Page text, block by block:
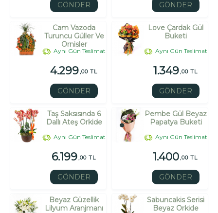
GÖNDER GÖNDER
Cam Vazoda
Turuncu Güller Ve
Ornisler
Aynı Gün Teslimat
4.299,00 TL
GÖNDER
Love Çardak Gül
Buketi
Aynı Gün Teslimat
1.349,00 TL
GÖNDER
Taş Saksısında 6
Dallı Ateş Orkide
Aynı Gün Teslimat
6.199,00 TL
GÖNDER
Pembe Gül Beyaz
Papatya Buketi
Aynı Gün Teslimat
1.400,00 TL
GÖNDER
Beyaz Güzellik
Lilyum Aranjmanı
Sabuncakis Serisi
Beyaz Orkide